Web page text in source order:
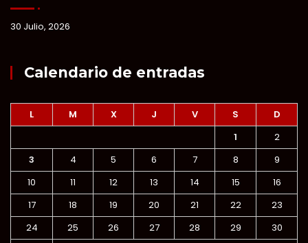
30 Julio, 2026
Calendario de entradas
L M X J V S
D
1
2
3
4 5 6 7 8
9
10
11 12 13 14 15
16
17
18 19 20 21 22
23
24
25 26 27 28 29
30